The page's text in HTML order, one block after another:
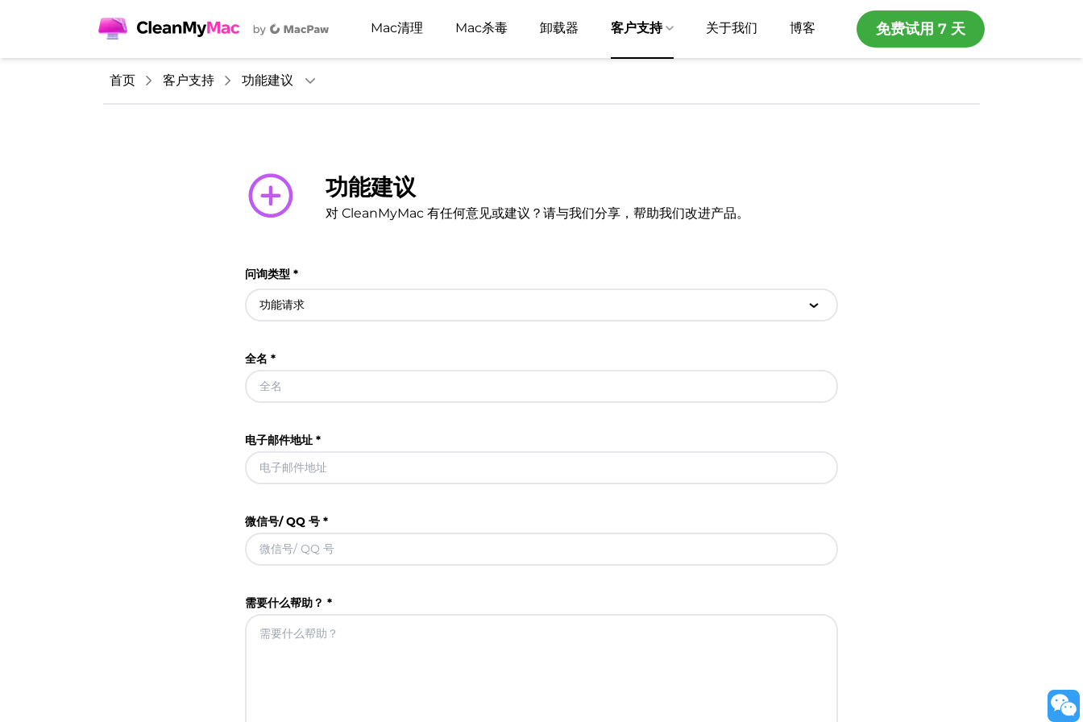
Mac清理 Mac杀毒 卸载器 客户支持 关于我们 博客 免费试用 7 天
首页 客户支持 功能建议
功能建议
对 CleanMyMac 有任何意见或建议？请与我们分享，帮助我们改进产品。
问询类型 *
功能请求
全名 *
电子邮件地址 *
微信号/ QQ 号 *
需要什么帮助？ *